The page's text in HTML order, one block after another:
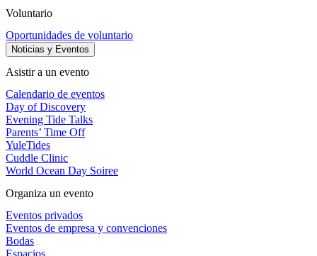
Voluntario
Oportunidades de voluntario
Noticias y Eventos
Asistir a un evento
Calendario de eventos
Day of Discovery
Evening Tide Talks
Parents’ Time Off
YuleTides
Cuddle Clinic
World Ocean Day Soiree
Organiza un evento
Eventos privados
Eventos de empresa y convenciones
Bodas
Espacios